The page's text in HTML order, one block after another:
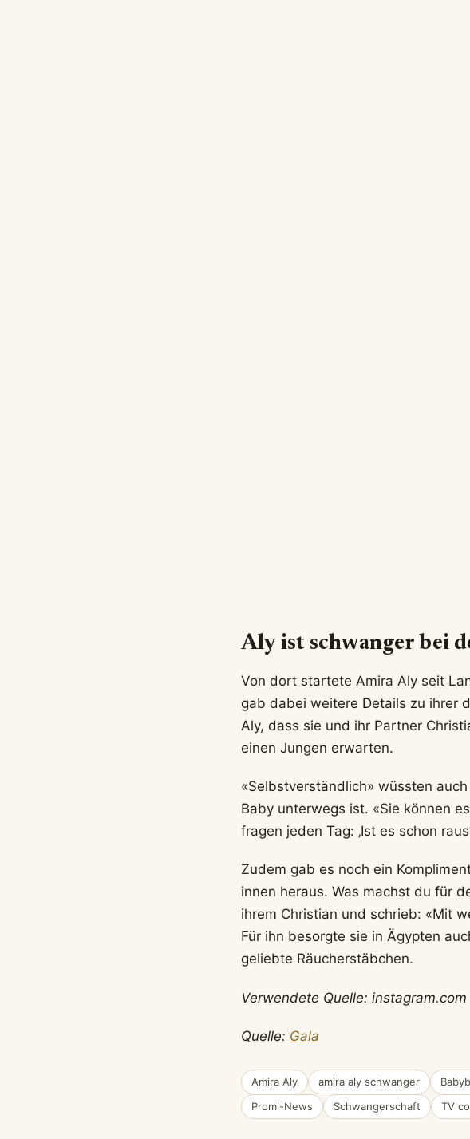
Aly ist schwanger bei
Von dort startete Amira Aly seit
gab dabei weitere Details zu ihrer
Aly, dass sie und ihr Partner
einen Jungen erwarten.
«Selbstverständlich» wüssten
Baby unterwegs ist. «Sie können
fragen jeden Tag: ‚Ist es schon
Zudem gab es noch ein
innen heraus. Was machst du für
ihrem Christian und schrieb: «Mit
Für ihn besorgte sie in Ägypten
geliebte Räucherstäbchen.
Verwendete Quelle: instagram.com
Quelle: Gala
Amira Aly amira aly schwanger
Promi-News
Schwangerschaft TV